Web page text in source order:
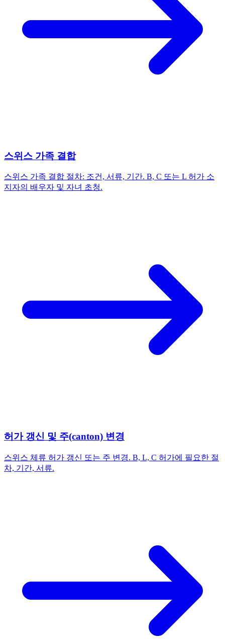
스위스 가족 결합
스위스 가족 결합 절차: 조건, 서류, 기간. B, C 또는 L 허가 소
지자의 배우자 및 자녀 초청.
허가 갱신 및 주(canton) 변경
스위스 체류 허가 갱신 또는 주 변경. B, L, C 허가에 필요한 절
차, 기간, 서류.